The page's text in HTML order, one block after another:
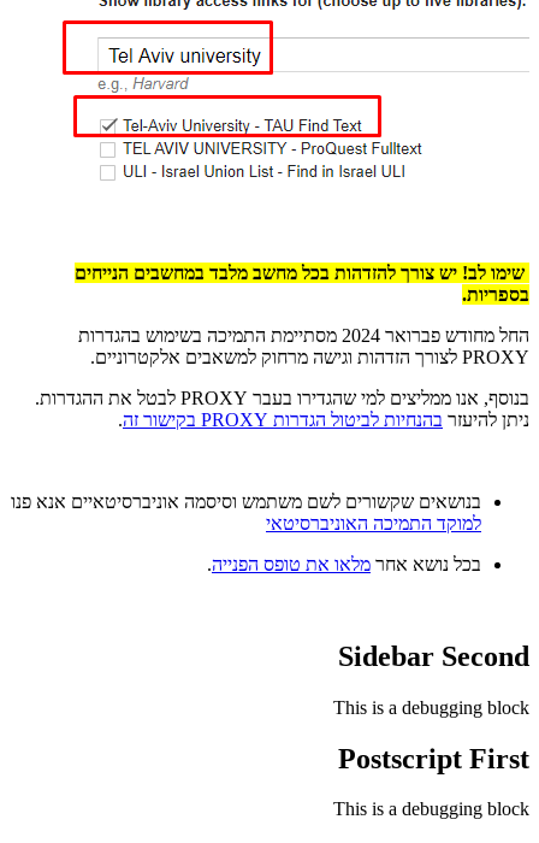
שימו לב! יש צורך להזדהות בכל מחשב מלבד במחשבים הנייחים
בספריות.
החל מחודש פברואר 2024 מסתיימת התמיכה בשימוש בהגדרות
PROXY לצורך הזדהות וגישה מרחוק למשאבים אלקטרוניים.
בנוסף, אנו ממליצים למי שהגדירו בעבר PROXY לבטל את ההגדרות.
ניתן להיעזר בהנחיות לביטול הגדרות PROXY בקישור זה .
בנושאים שקשורים לשם משתמש וסיסמה אוניברסיטאיים אנא פנו
למוקד התמיכה האוניברסיטאי
בכל נושא אחר מלאו את טופס הפנייה.
Sidebar Second
This is a debugging block
Postscript First
This is a debugging block